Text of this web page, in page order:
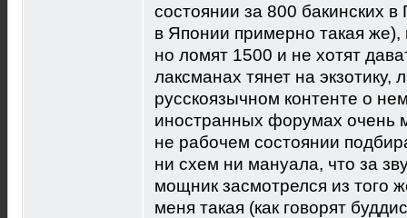
состоянии за 800 бакинских
в Японии примерно такая
но ломят 1500 и не хотят
лаксманах тянет на
русскоязычном контенте о
иностранных форумах очень
не рабочем состоянии
ни схем ни мануала, что за
мощник засмотрелся из того
меня такая (как говорят